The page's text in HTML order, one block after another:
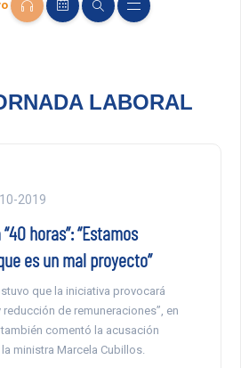
LABORAL
2019
horas”: “Estamos
es un mal proyecto”
que la iniciativa provocará
de remuneraciones”, en
comentó la acusación
ministra Marcela Cubillos.